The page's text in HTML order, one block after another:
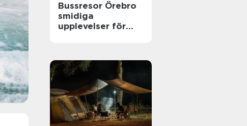
Bussresor Örebro
smidiga
upplevelser för